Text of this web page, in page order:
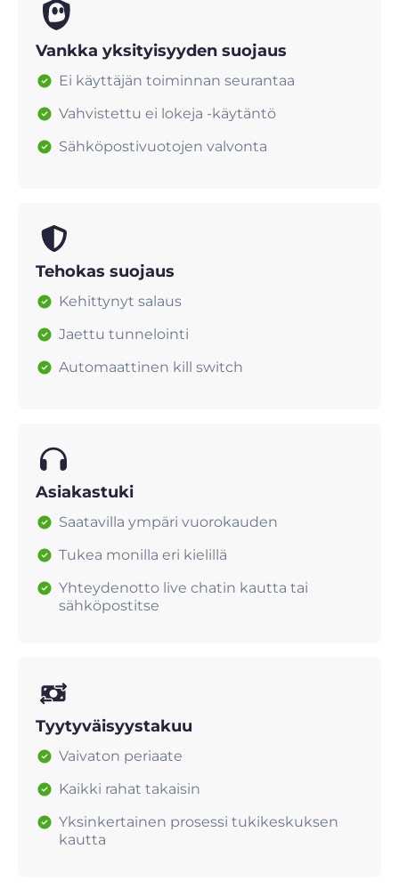
Vankka yksityisyyden suojaus
Ei käyttäjän toiminnan seurantaa
Vahvistettu ei lokeja -käytäntö
Sähköpostivuotojen valvonta
Tehokas suojaus
Kehittynyt salaus
Jaettu tunnelointi
Automaattinen kill switch
Asiakastuki
Saatavilla ympäri vuorokauden
Tukea monilla eri kielillä
Yhteydenotto live chatin kautta tai
sähköpostitse
Tyytyväisyystakuu
Vaivaton periaate
Kaikki rahat takaisin
Yksinkertainen prosessi tukikeskuksen
kautta